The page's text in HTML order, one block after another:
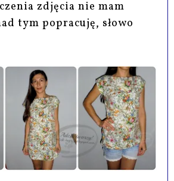
zdjęcia nie mam
tym popracuję, słowo